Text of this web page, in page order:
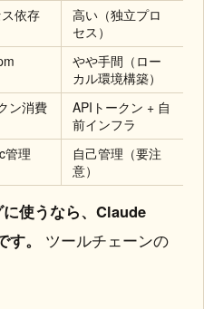
依存
高い（独立プロ
セス）
やや手間（ロー
カル環境構築）
ン消費
APIトークン + 自
前インフラ
管理
自己管理（要注
意）
使うなら、Claude
。
ツールチェーンの